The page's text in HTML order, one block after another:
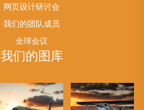
网页设计研讨会
我们的团队成员
全球会议
我们的图库